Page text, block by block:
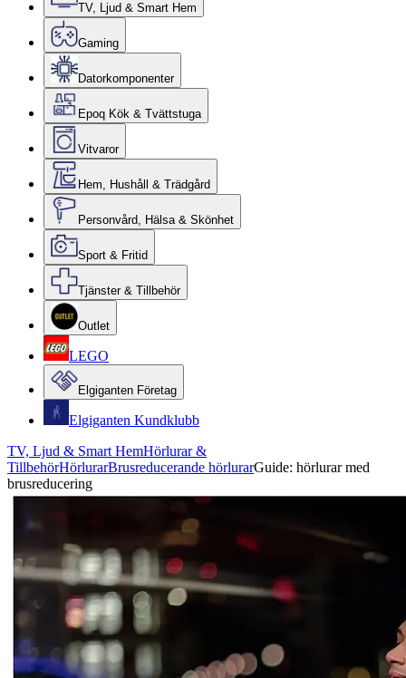
TV, Ljud & Smart Hem
Gaming
Datorkomponenter
Epoq Kök & Tvättstuga
Vitvaror
Hem, Hushåll & Trädgård
Personvård, Hälsa & Skönhet
Sport & Fritid
Tjänster & Tillbehör
Outlet
LEGO
Elgiganten Företag
Elgiganten Kundklubb
TV, Ljud & Smart HemHörlurar &
TillbehörHörlurarBrusreducerande hörlurarGuide: hörlurar med
brusreducering